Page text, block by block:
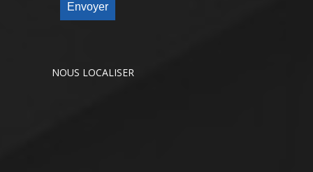
Envoyer
NOUS LOCALISER